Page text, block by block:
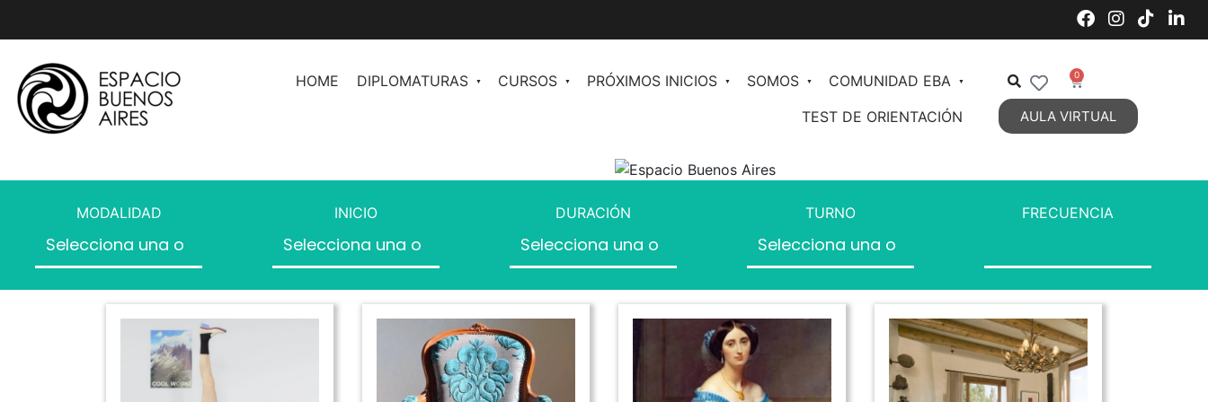
HOME DIPLOMATURAS CURSOS
Asesoramiento de Imagen II
Herramientas Profesionales para
Organización de Espacios
Producción de Moda
Comunicación y Periodismo de Moda
Redacción para Moda
Inteligencia Artificial al Servicio de la
Moda
Community Management orientado a
Decoración de Interiores
Organización de Espacios
Estilos Decorativos 2
Personal Styling
Talent Management
PRÓXIMOS INICIOS SOMOS
COMUNIDAD EBA
TEST DE ORIENTACIÓN
0
AULA VIRTUAL
MODALIDAD INICIO DURACIÓN TURNO FRECUENCIA